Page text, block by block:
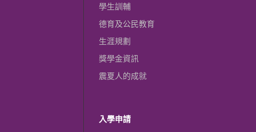
學生訓輔
德育及公民教育
生涯規劃
獎學金資訊
震夏人的成就
入學申請